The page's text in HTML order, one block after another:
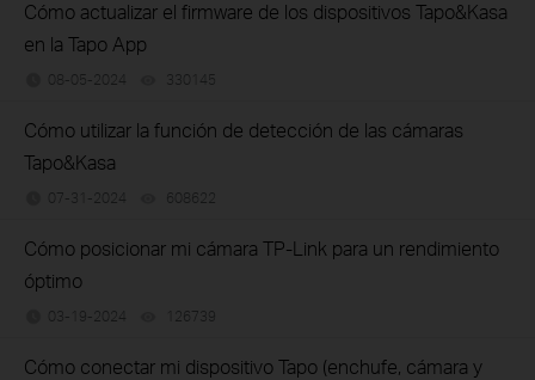
Cómo actualizar el firmware de los dispositivos Tapo&Kasa
en la Tapo App
08-05-2024 330145
Cómo utilizar la función de detección de las cámaras
Tapo&Kasa
07-31-2024 608622
Cómo posicionar mi cámara TP-Link para un rendimiento
óptimo
03-19-2024 126739
Cómo conectar mi dispositivo Tapo (enchufe, cámara y